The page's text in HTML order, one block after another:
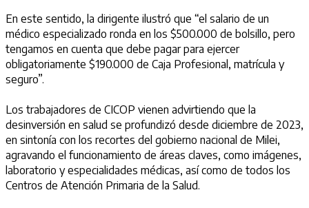
En este sentido, la dirigente ilustró que “el salario de un
médico especializado ronda en los $500.000 de bolsillo, pero
tengamos en cuenta que debe pagar para ejercer
obligatoriamente $190.000 de Caja Profesional, matrícula y
seguro”.
Los trabajadores de CICOP vienen advirtiendo que la
desinversión en salud se profundizó desde diciembre de 2023,
en sintonía con los recortes del gobierno nacional de Milei,
agravando el funcionamiento de áreas claves, como imágenes,
laboratorio y especialidades médicas, así como de todos los
Centros de Atención Primaria de la Salud.